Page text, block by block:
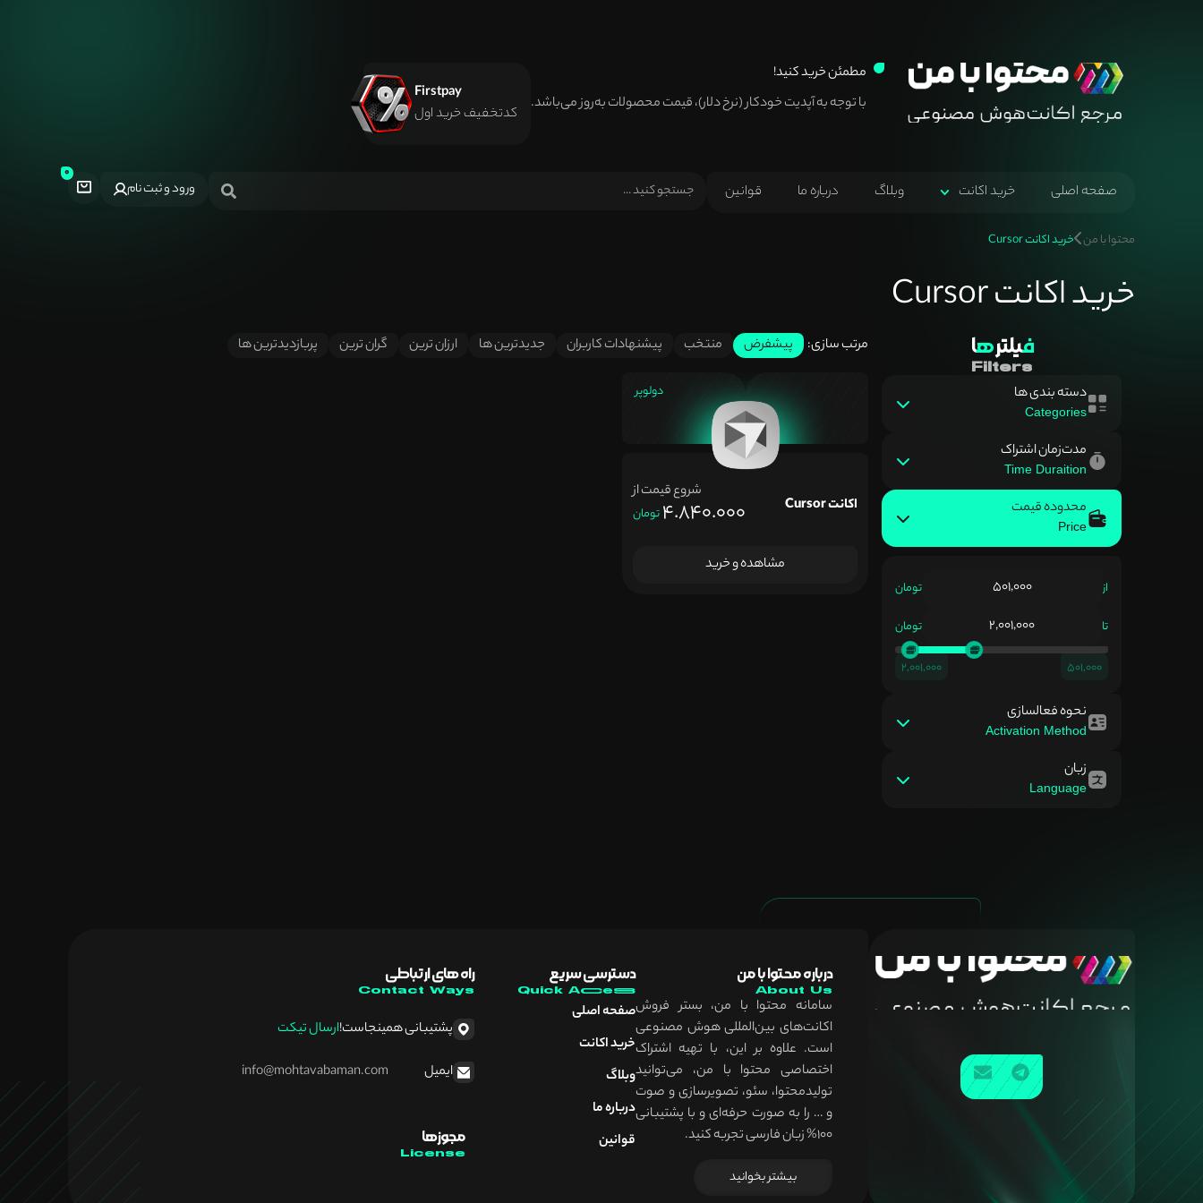
مطمئن خرید کنید!
با توجه به آپدیت خودکار (نرخ دلار)، قیمت محصولات به‌روز می‌باشد.
Firstpay
کدتخفیف خرید اول
صفحه اصلی خرید اکانت وبلاگ درباره ما قوانین ورود و ثبت نام
محتوا با من خرید اکانت Cursor
خرید اکانت Cursor
فیلتر ها
Filters
دسته بندی ها
Categories
مدت‌زمان اشتراک
Time Duraition
محدوده قیمت
Price
از تومان
تا تومان
501,000
2,001,000
نحوه فعالسازی
Activation Method
زبان
Language
مرتب سازی: پیشفرض منتخب پیشنهادات کاربران جدیدترین ها ارزان ترین گران ترین پربازدیدترین ها
دولوپر
اکانت Cursor
شروع قیمت از
4.840.000تومان
مشاهده و خرید
درباره محتوا با من
About Us
سامانه محتوا با من، بستر فروش
اکانت‌های بین‌‌المللی هوش مصنوعی
است. علاوه بر این، با تهیه اشتراک
اختصاصی محتوا با من، می‌توانید
تولیدمحتوا، سئو، تصویرسازی و صوت
و … را به صورت حرفه‌ای و با پشتیبانی
100% زبان فارسی تجربه کنید.
بیشتر بخوانید
دسترسی سریع
Quick Access
صفحه اصلی
خرید اکانت
وبلاگ
درباره ما
قوانین
راه های ارتباطی
Contact Ways
پشتیبانی همینجاست!ارسال تیکت
ایمیل info@mohtavabaman.com
مجوزها
License